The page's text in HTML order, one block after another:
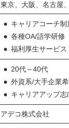
東京、大阪、名古屋
キャリアコーチ制
各種OA/語学研修
福利厚生サービス
20代～40代
外資系/大手企業
キャリアアップ志
アデコ株式会社